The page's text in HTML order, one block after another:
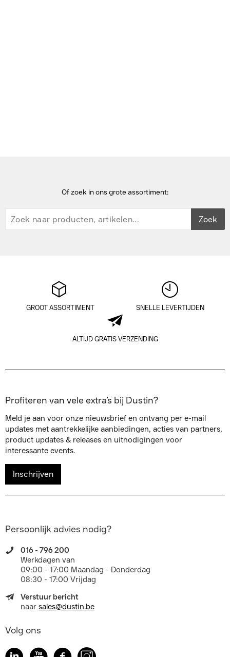
Of zoek in ons grote assortiment:
Zoek
GROOT ASSORTIMENT SNELLE LEVERTIJDEN
ALTIJD GRATIS VERZENDING
Profiteren van vele extra’s bij Dustin?
Meld je aan voor onze nieuwsbrief en ontvang per e-mail
updates met aantrekkelijke aanbiedingen, acties van partners,
product updates & releases en uitnodigingen voor
interessante events.
Inschrijven
Persoonlijk advies nodig?
016 - 796 200
Werkdagen van
09:00 - 17:00 Maandag - Donderdag
08:30 - 17:00 Vrijdag
Verstuur bericht
naar sales@dustin.be
Volg ons